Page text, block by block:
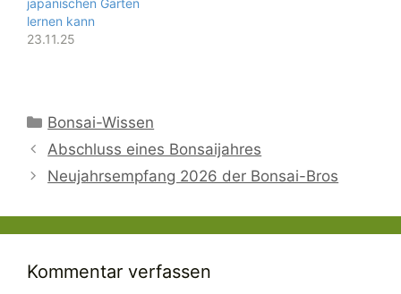
japanischen Gärten
lernen kann
23.11.25
Kategorien
Bonsai-Wissen
Abschluss eines Bonsaijahres
Neujahrsempfang 2026 der Bonsai-Bros
Kommentar verfassen